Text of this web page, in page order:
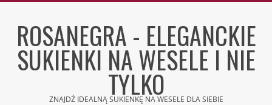
contentROSANEGRA - ELEGANCKIE
SUKIENKI NA WESELE I NIE
TYLKO
ZNAJDŹ IDEALNĄ SUKIENKĘ NA WESELE DLA SIEBIE